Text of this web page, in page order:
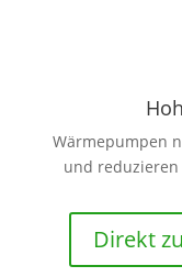
Wärmepumpen
und
Direkt